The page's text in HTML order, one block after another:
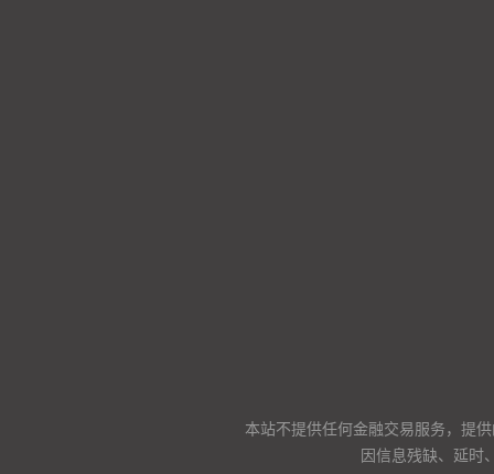
本站不提供任何金融交易服务，提
因信息残缺、延时